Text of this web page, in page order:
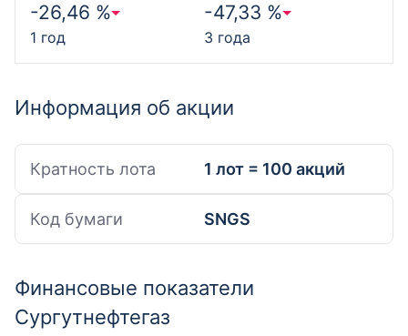
-26,46 %
1 год
-47,33 %
3 года
Информация об акции
Кратность лота 1 лот = 100 акций
Код бумаги SNGS
Финансовые показатели
Сургутнефтегаз